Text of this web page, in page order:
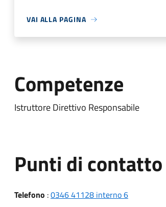
VAI ALLA PAGINA
Competenze
Istruttore Direttivo Responsabile
Punti di contatto
Telefono :0346 41128 interno 6